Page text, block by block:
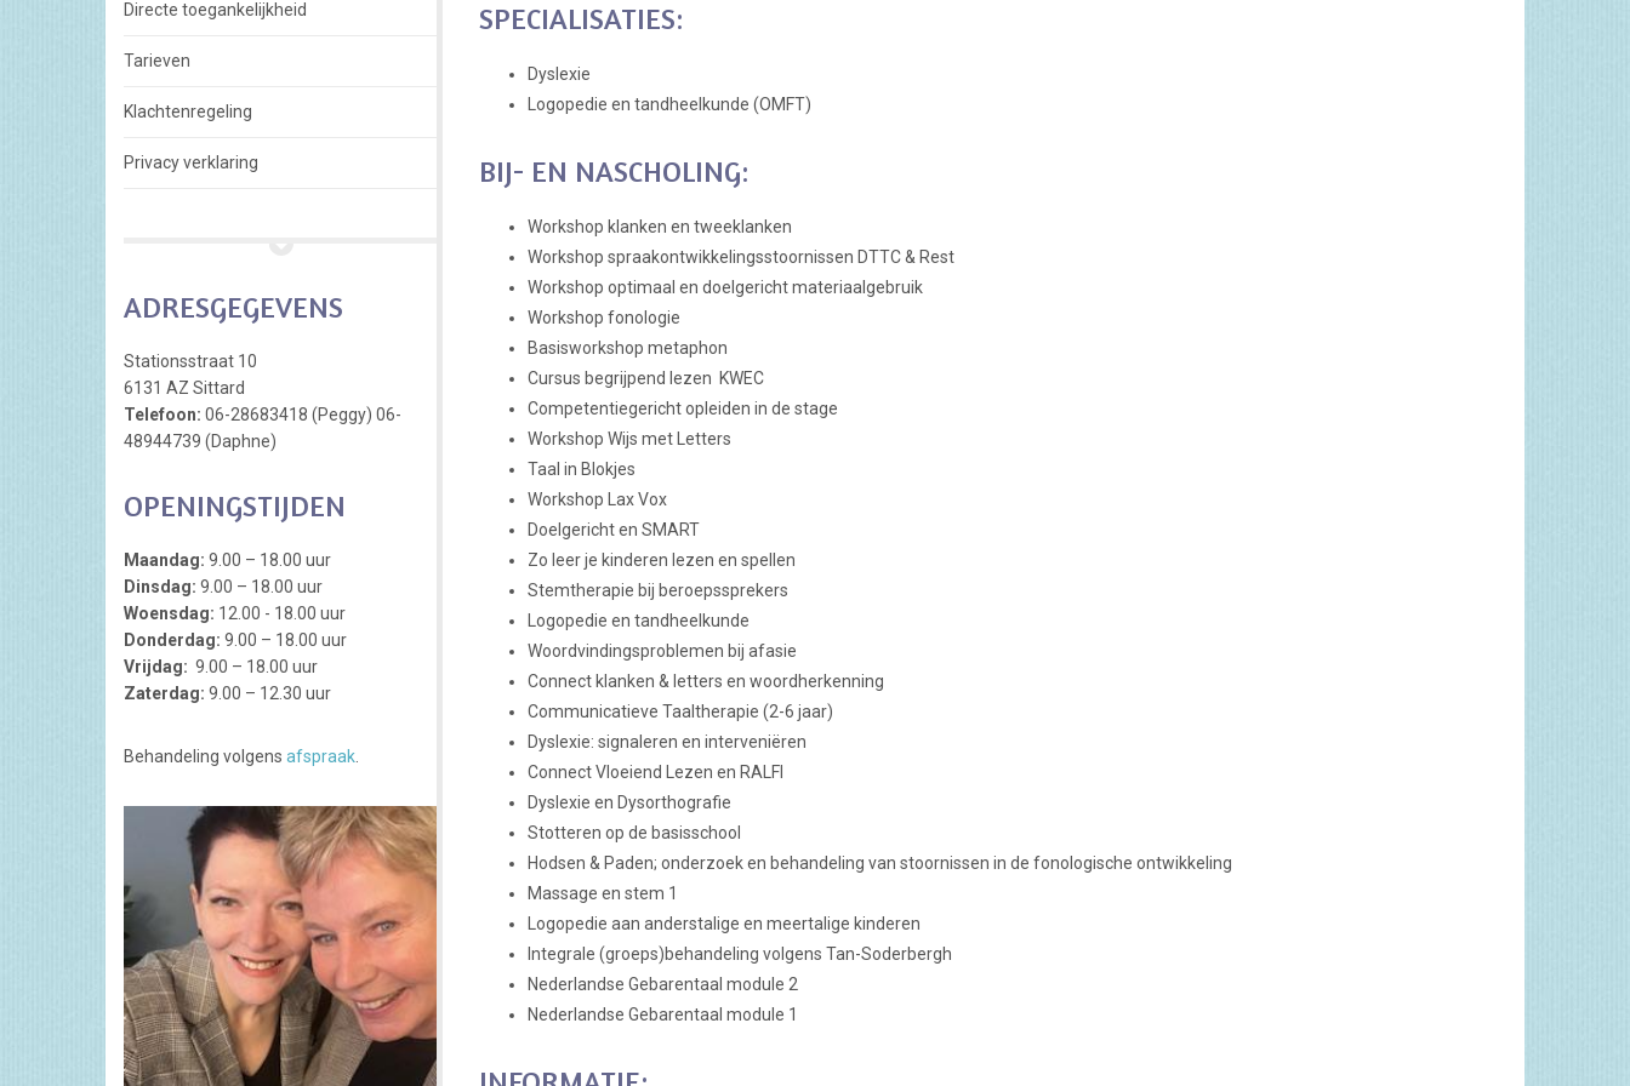
Directe toegankelijkheid
Tarieven
Klachtenregeling
Privacy verklaring
ADRESGEGEVENS
Stationsstraat 10
6131 AZ Sittard
Telefoon: 06-28683418 (Peggy) 06-
48944739 (Daphne)
OPENINGSTIJDEN
Maandag: 9.00 – 18.00 uur
Dinsdag: 9.00 – 18.00 uur
Woensdag: 12.00 - 18.00 uur
Donderdag: 9.00 – 18.00 uur
Vrijdag: 9.00 – 18.00 uur
Zaterdag: 9.00 – 12.30 uur
Behandeling volgens afspraak
SPECIALISATIES:
Dyslexie
Logopedie en tandheelkunde (OMFT)
BIJ- EN NASCHOLING:
Workshop klanken en tweeklanken
Workshop spraakontwikkelingsstoornissen DTTC & Rest
Workshop optimaal en doelgericht materiaalgebruik
Workshop fonologie
Basisworkshop metaphon
Cursus begrijpend lezen KWEC
Competentiegericht opleiden in de stage
Workshop Wijs met Letters
Taal in Blokjes
Workshop Lax Vox
Doelgericht en SMART
Zo leer je kinderen lezen en spellen
Stemtherapie bij beroepssprekers
Logopedie en tandheelkunde
Woordvindingsproblemen bij afasie
Connect klanken & letters en woordherkenning
Communicatieve Taaltherapie (2-6 jaar)
Dyslexie: signaleren en interveniëren
Connect Vloeiend Lezen en RALFI
Dyslexie en Dysorthografie
Stotteren op de basisschool
Hodsen & Paden; onderzoek en behandeling van stoornissen in de fonologische ontwikkeling
Massage en stem 1
Logopedie aan anderstalige en meertalige kinderen
Integrale (groeps)behandeling volgens Tan-Soderbergh
Nederlandse Gebarentaal module 2
Nederlandse Gebarentaal module 1